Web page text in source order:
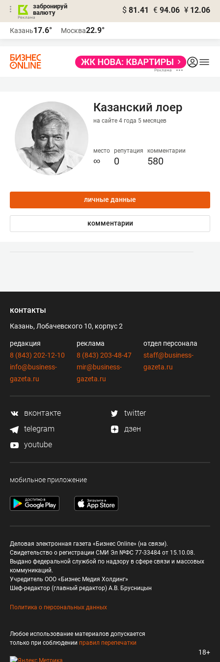
забронируй
валюту
$ 81.41 € 94.06 ¥ 12.06
Казань17.6° Москва22.9°
Казанский лоер
на сайте 4 года 5 месяцев
место
∞
репутация
0
комментарии
580
личные данные
комментарии
контакты
Казань, Лобачевского 10, корпус 2
редакция
8 (843) 202-12-10
info@business-
gazeta.ru
реклама
8 (843) 203-48-47
mir@business-
gazeta.ru
отдел персонала
staff@business-
gazeta.ru
вконтакте
twitter
telegram
дзен
youtube
мобильное приложение
Деловая электронная газета «Бизнес Online» (на связи).
Свидетельство о регистрации СМИ Эл №ФС 77-33484 от 15.10.08.
Выдано федеральной службой по надзору в сфере связи и массовых
коммуникаций.
Учредитель ООО «Бизнес Медия Холдинг»
Шеф-редактор (главный редактор) А.В. Брусницын
Политика о персональных данных
Любое использование материалов допускается
только при соблюдении правил перепечатки
18+